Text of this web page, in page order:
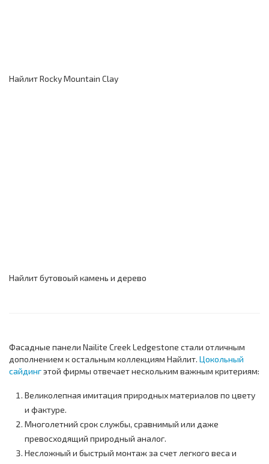
Найлит Rocky Mountain Clay
Найлит бутовоый камень и дерево
Фасадные панели Nailite Creek Ledgestone стали отличным
дополнением к остальным коллекциям Найлит. Цокольный
сайдингэтой фирмы отвечает нескольким важным критериям:
Великолепная имитация природных материалов по цвету
и фактуре.
Многолетний срок службы, сравнимый или даже
превосходящий природный аналог.
Несложный и быстрый монтаж за счет легкого веса и